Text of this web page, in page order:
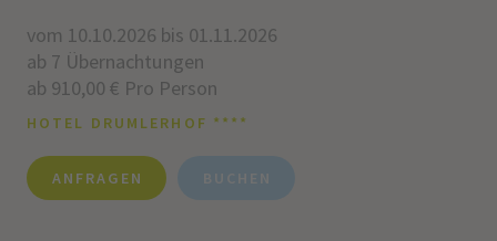
vom 10.10.2026 bis 01.11.2026
ab 7 Übernachtungen
ab 910,00 € Pro Person
HOTEL DRUMLERHOF ****
ANFRAGEN BUCHEN